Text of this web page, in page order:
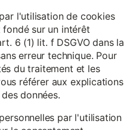
l'utilisation de cookies
fondé sur un intérêt
6 (1) lit. f DSGVO dans la
erreur technique. Pour
du traitement et les
référer aux explications
données.
par l'utilisation